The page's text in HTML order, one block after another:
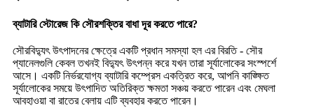
ব্যাটারি স্টোরেজ কি সৌরশক্তির বাধা দূর করতে পারে?
সৌরবিদ্যুৎ উৎপাদনের ক্ষেত্রে একটি প্রধান সমস্যা হল এর বিরতি - সৌর
প্যানেলগুলি কেবল তখনই বিদ্যুৎ উৎপন্ন করে যখন তারা সূর্যালোকের সংস্পর্শে
আসে। একটি নির্ভরযোগ্য ব্যাটারি কম্প্রেস একত্রিত করে, আপনি কাঙ্ক্ষিত
সূর্যালোকের সময়ে উৎপাদিত অতিরিক্ত ক্ষমতা সঞ্চয় করতে পারেন এবং মেঘলা
আবহাওয়া বা রাতের বেলায় এটি ব্যবহার করতে পারেন।